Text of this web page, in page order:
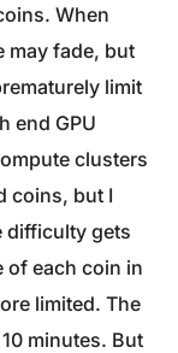
When
may fade, but
limit
end GPU
clusters
coins, but I
difficulty gets
of each coin in
limited. The
minutes. But